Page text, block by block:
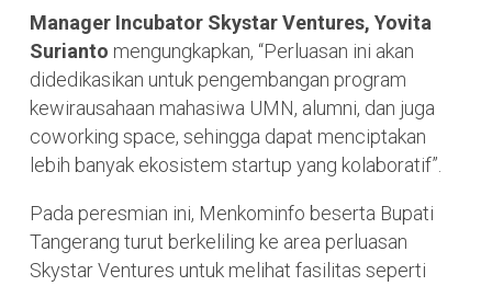
Manager Incubator Skystar Ventures, Yovita
Surianto mengungkapkan, “Perluasan ini akan
didedikasikan untuk pengembangan program
kewirausahaan mahasiwa UMN, alumni, dan juga
coworking space, sehingga dapat menciptakan
lebih banyak ekosistem startup yang kolaboratif”.
Pada peresmian ini, Menkominfo beserta Bupati
Tangerang turut berkeliling ke area perluasan
Skystar Ventures untuk melihat fasilitas seperti